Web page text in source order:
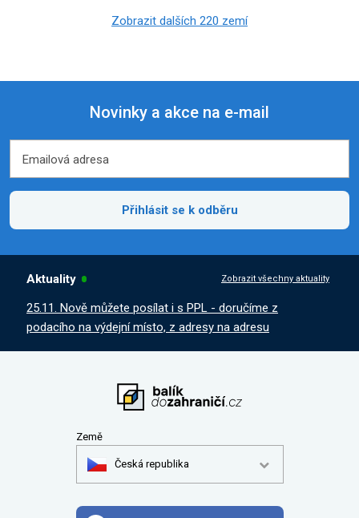
Zobrazit dalších 220 zemí
Novinky a akce na e-mail
Emailová adresa
Přihlásit se k odběru
Aktuality Zobrazit všechny aktuality
25.11. Nově můžete posílat i s PPL - doručíme z
podacího na výdejní místo, z adresy na adresu
Země
Česká republika